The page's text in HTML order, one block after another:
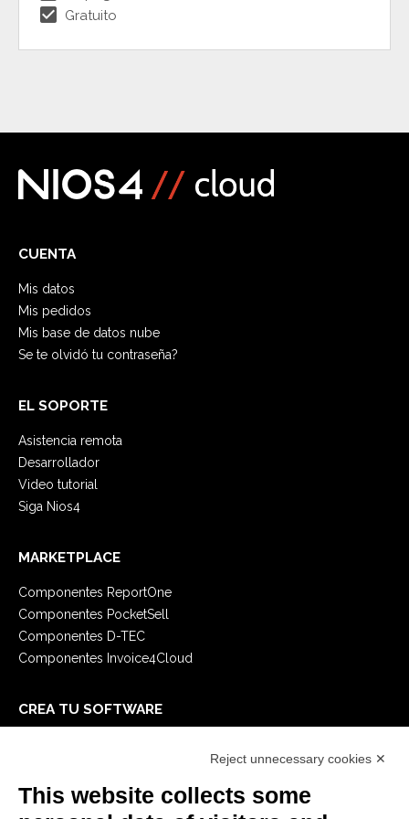
check_box Gratuito
CUENTA
Mis datos
Mis pedidos
Mis base de datos nube
Se te olvidó tu contraseña?
EL SOPORTE
Asistencia remota
Desarrollador
Video tutorial
Siga Nios4
MARKETPLACE
Componentes ReportOne
Componentes PocketSell
Componentes D-TEC
Componentes Invoice4Cloud
CREA TU SOFTWARE
E-Book
Reject unnecessary cookies ✕
This website collects some